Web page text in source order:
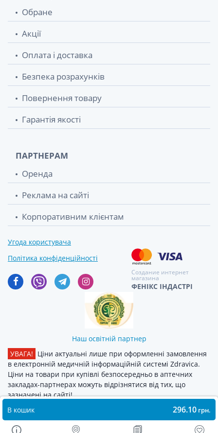
В кошик 296.10 грн.
Обране
Акції
Оплата і доставка
Безпека розрахунків
Повернення товару
Гарантія якості
ПАРТНЕРАМ
Оренда
Реклама на сайті
Корпоративним клієнтам
Угода користувача
Політика конфіденційності
Создание интернет
магазина
ФЕНІКС ІНДАСТРІ
Наш освітній партнер
УВАГА! Ціни актуальні лише при оформленні замовлення
в електронній медичній інформаційній системі Zdravica.
Ціни на товари при купівлі безпосередньо в аптечних
закладах-партнерах можуть відрізнятися від тих, що
зазначені на сайті!